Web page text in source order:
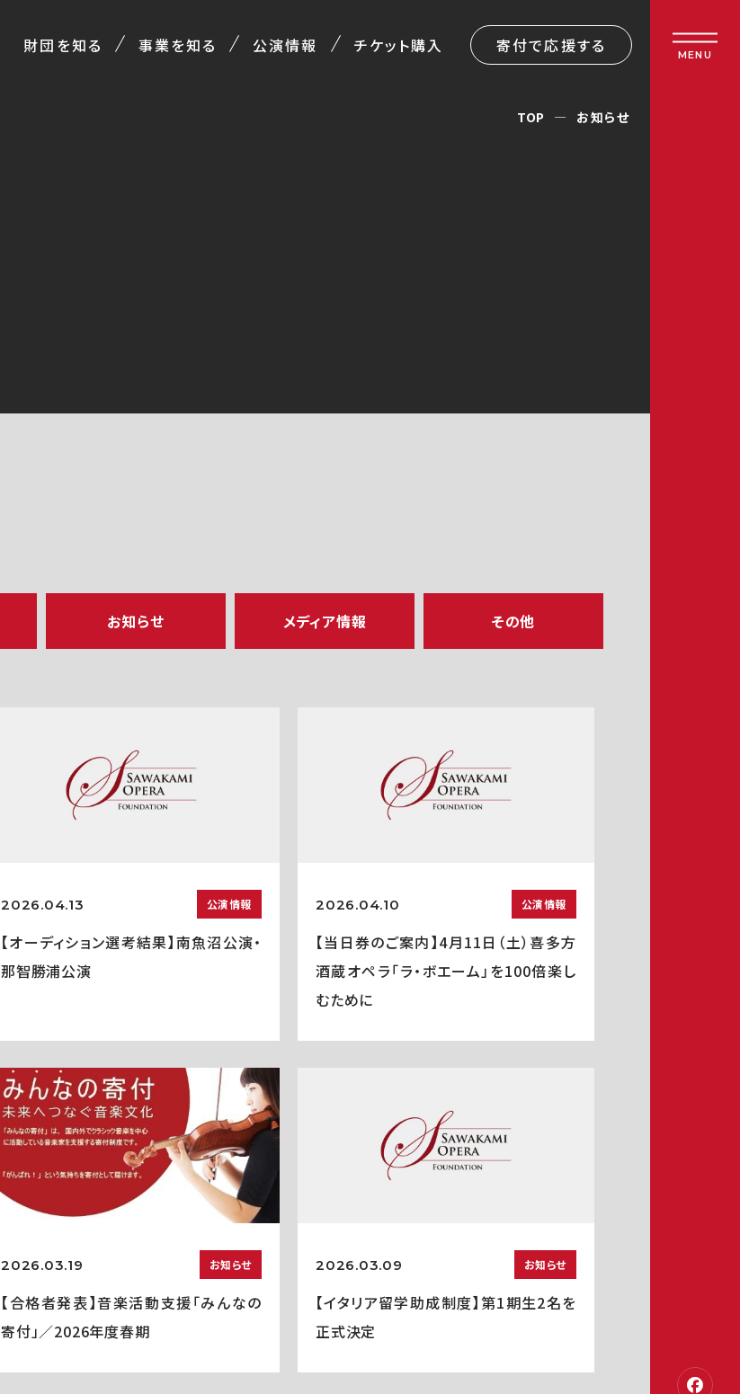
財団を知る 事業を知る 公演情報 チケット購入 寄付で応援する MENU
TOP お知らせ
お知らせ メディア情報 その他
2026.04.13 公演情報
【オーディション選考結果】南魚沼公演・
那智勝浦公演
2026.04.10 公演情報
【当日券のご案内】4月11日（土）喜多方
酒蔵オペラ「ラ・ボエーム」を100倍楽し
むために
2026.03.19 お知らせ
【合格者発表】音楽活動支援「みんなの
寄付」／2026年度春期
2026.03.09 お知らせ
【イタリア留学助成制度】第1期生2名を
正式決定